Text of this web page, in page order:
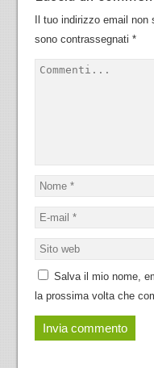
Il tuo indirizzo email non
sono contrassegnati *
Salva il mio nome,
la prossima volta che